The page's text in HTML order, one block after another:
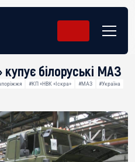
купує білоруські МАЗ
#КП «НВК «Іскра» #МАЗ #Україна